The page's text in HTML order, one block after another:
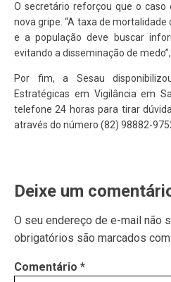
O secretário reforçou que o caso
nova gripe. “A taxa de mortalidade
e a população deve buscar
evitando a disseminação de
Por fim, a Sesau
Estratégicas em Vigilância em
telefone 24 horas para tirar
através do número (82) 98882-
Deixe um
O seu endereço de e-mail não
obrigatórios são marcados com
Comentário *